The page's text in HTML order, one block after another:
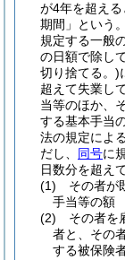
が4年を超える
期間」という
規定する一般
の日額で除し
切り捨てる。)
超えて失業し
当等のほか、
する基本手当
法の規定によ
だし、 同号に
日数分を超え
(1)
その者が
手当等の額
(2)
その者を
者と、その
する被保険